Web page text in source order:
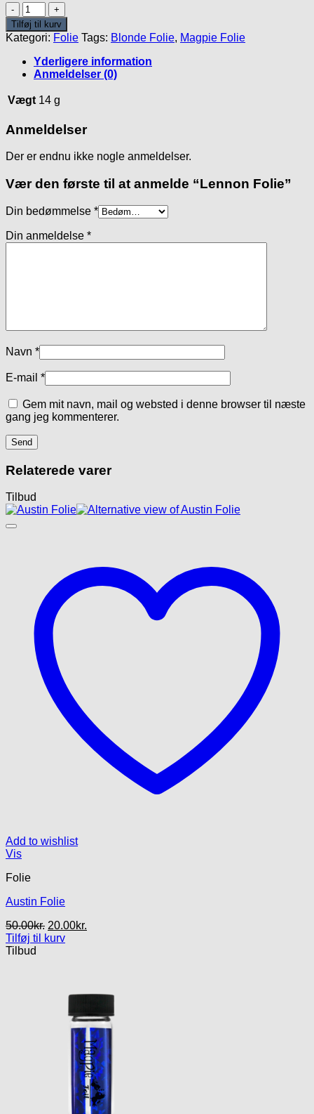
Lennon
Folie
antal
Tilføj til kurv
Kategori: Folie Tags: Blonde Folie, Magpie Folie
Yderligere information
Anmeldelser (0)
Vægt 14 g
Anmeldelser
Der er endnu ikke nogle anmeldelser.
Vær den første til at anmelde “Lennon Folie”
Din bedømmelse *
Din anmeldelse *
Navn *
E-mail *
Gem mit navn, mail og websted i denne browser til næste
gang jeg kommenterer.
Relaterede varer
Tilbud
Add to wishlist
Vis
Folie
Austin Folie
50.00kr. Den
oprindelige
20.00kr.
Tilføj til kurv
Tilbud